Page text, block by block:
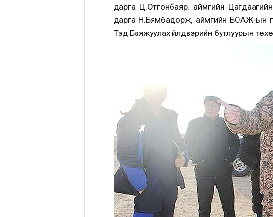
дарга Ц.Отгонбаяр, аймгийн
дарга Н.Бямбадорж, аймгийн БОАЖ-ын
Тэд Баяжуулах үйлдвэрийн бутлуурын